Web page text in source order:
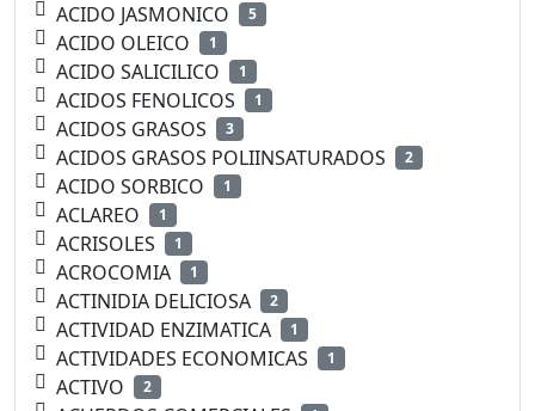
ACIDO JASMONICO 5
ACIDO OLEICO 1
ACIDO SALICILICO 1
ACIDOS FENOLICOS 1
ACIDOS GRASOS 3
ACIDOS GRASOS POLIINSATURADOS 2
ACIDO SORBICO 1
ACLAREO 1
ACRISOLES 1
ACROCOMIA 1
ACTINIDIA DELICIOSA 2
ACTIVIDAD ENZIMATICA 1
ACTIVIDADES ECONOMICAS 1
ACTIVO 2